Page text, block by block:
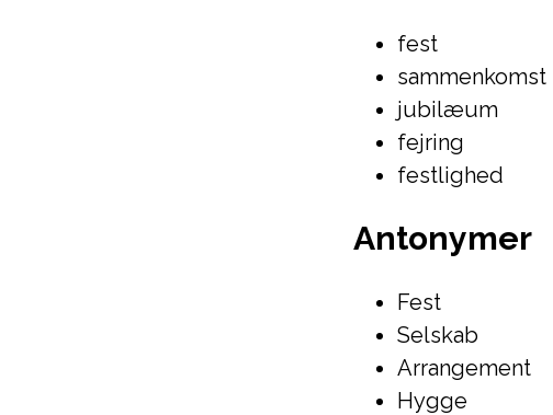
fest
sammenkomst
jubilæum
fejring
festlighed
Antonymer
Fest
Selskab
Arrangement
Hygge